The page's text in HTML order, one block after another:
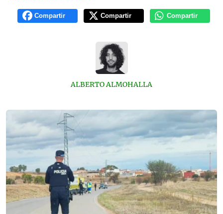
Compartir Compartir Compartir
ALBERTO ALMOHALLA